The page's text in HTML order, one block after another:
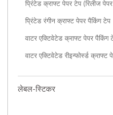
प्रिंटेड क्राफ्ट पेपर टेप (रिलीज
प्रिंटेड रंगीन क्राफ्ट पेपर पैकिंग टेप
वाटर एक्टिवेटेड क्राफ्ट पेपर पैकिंग
वाटर एक्टिवेटेड रीइन्फोर्स्ड क्राफ्ट
लेबल-स्टिकर